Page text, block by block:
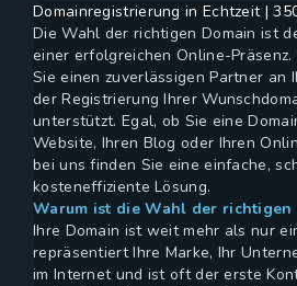
Domainregistrierung in Echtzeit |
Die Wahl der richtigen Domain ist
einer erfolgreichen Online-Präsenz.
Sie einen zuverlässigen Partner an
der Registrierung Ihrer
unterstützt. Egal, ob Sie eine
Website, Ihren Blog oder Ihren
bei uns finden Sie eine einfache,
kosteneffiziente Lösung.
Warum ist die Wahl der richtigen
Ihre Domain ist weit mehr als nur
repräsentiert Ihre Marke, Ihr
im Internet und ist oft der erste